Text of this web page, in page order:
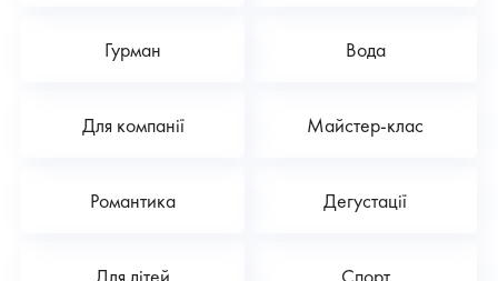
Гурман Вода
Для компанії Майстер-клас
Романтика Дегустації
Для дітей Спорт